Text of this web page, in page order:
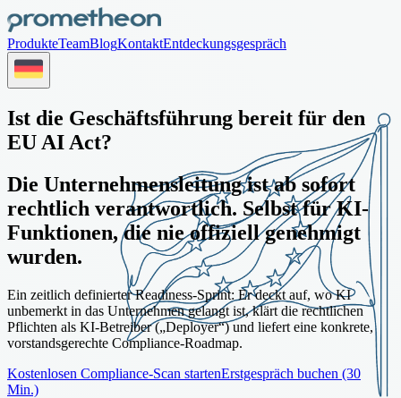
ProdukteTeamBlogKontaktEntdeckungsgespräch
Ist die Geschäftsführung bereit für den
EU AI Act?
Die Unternehmensleitung ist ab sofort
rechtlich verantwortlich. Selbst für KI-
Funktionen, die nie offiziell genehmigt
wurden.
Ein zeitlich definierter Readiness-Sprint: Er deckt auf, wo KI
unbemerkt in das Unternehmen gelangt ist, klärt die rechtlichen
Pflichten als KI-Betreiber („Deployer“) und liefert eine konkrete,
vorstandsgerechte Compliance-Roadmap.
Kostenlosen Compliance-Scan startenErstgespräch buchen (30
Min.)